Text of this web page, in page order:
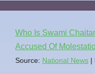
Who Is Swami
Accused Of
Source: National News